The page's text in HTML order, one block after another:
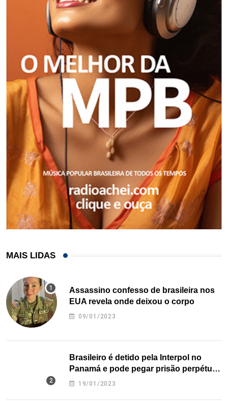
MAIS LIDAS
Assassino confesso de brasileira nos
EUA revela onde deixou o corpo
09/01/2023
Brasileiro é detido pela Interpol no
Panamá e pode pegar prisão perpétua
nos EUA
19/01/2023